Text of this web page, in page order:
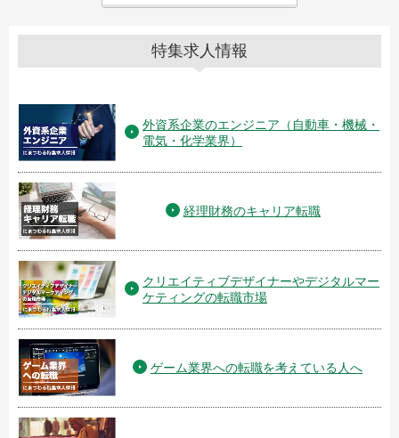
特集求人情報
外資系企業のエンジニア（自動車・機械・
電気・化学業界）
経理財務のキャリア転職
クリエイティブデザイナーやデジタルマー
ケティングの転職市場
ゲーム業界への転職を考えている人へ